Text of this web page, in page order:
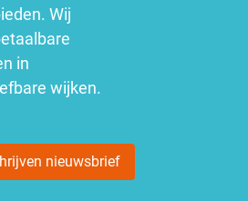
Wij
in
wijken.
nieuwsbrief